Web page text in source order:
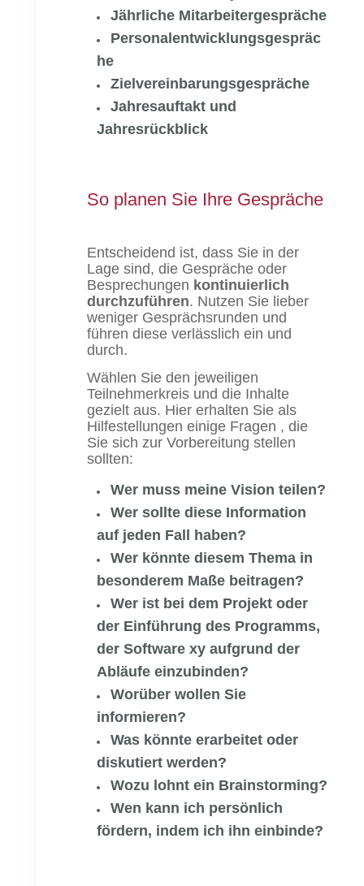
Jährliche Mitarbeitergespräche
Personalentwicklungsgespräc
he
Zielvereinbarungsgespräche
Jahresauftakt und
Jahresrückblick
So planen Sie Ihre Gespräche
Entscheidend ist, dass Sie in der
Lage sind, die Gespräche oder
Besprechungen kontinuierlich
durchzuführen. Nutzen Sie lieber
weniger Gesprächsrunden und
führen diese verlässlich ein und
durch.
Wählen Sie den jeweiligen
Teilnehmerkreis und die Inhalte
gezielt aus. Hier erhalten Sie als
Hilfestellungen einige Fragen , die
Sie sich zur Vorbereitung stellen
sollten:
Wer muss meine Vision teilen?
Wer sollte diese Information
auf jeden Fall haben?
Wer könnte diesem Thema in
besonderem Maße beitragen?
Wer ist bei dem Projekt oder
der Einführung des Programms,
der Software xy aufgrund der
Abläufe einzubinden?
Worüber wollen Sie
informieren?
Was könnte erarbeitet oder
diskutiert werden?
Wozu lohnt ein Brainstorming?
Wen kann ich persönlich
fördern, indem ich ihn einbinde?